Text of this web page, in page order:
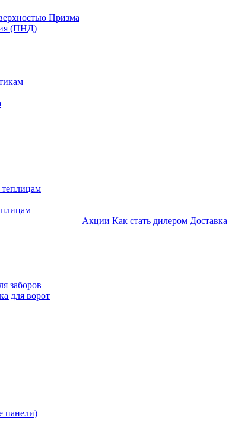
Призма
(ПНД)
заборов
для ворот
панели)
Акции Как стать дилером Доставка